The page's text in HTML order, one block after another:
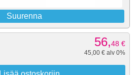
Suurenna
56,48 €
45,00 € alv 0%